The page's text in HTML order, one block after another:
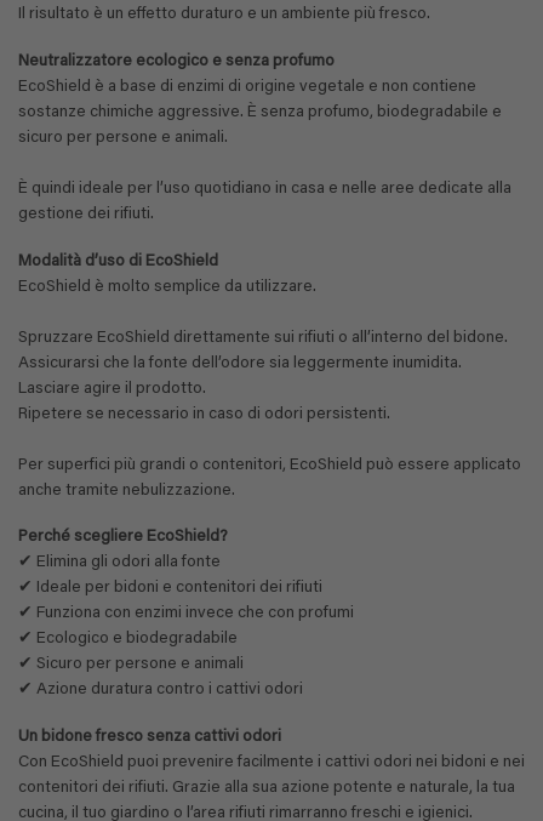
Il risultato è un effetto duraturo e un ambiente più fresco.
Neutralizzatore ecologico e senza profumo
EcoShield è a base di enzimi di origine vegetale e non contiene
sostanze chimiche aggressive. È senza profumo, biodegradabile e
sicuro per persone e animali.
È quindi ideale per l’uso quotidiano in casa e nelle aree dedicate alla
gestione dei rifiuti.
Modalità d’uso di EcoShield
EcoShield è molto semplice da utilizzare.
Spruzzare EcoShield direttamente sui rifiuti o all’interno del bidone.
Assicurarsi che la fonte dell’odore sia leggermente inumidita.
Lasciare agire il prodotto.
Ripetere se necessario in caso di odori persistenti.
Per superfici più grandi o contenitori, EcoShield può essere applicato
anche tramite nebulizzazione.
Perché scegliere EcoShield?
✔ Elimina gli odori alla fonte
✔ Ideale per bidoni e contenitori dei rifiuti
✔ Funziona con enzimi invece che con profumi
✔ Ecologico e biodegradabile
✔ Sicuro per persone e animali
✔ Azione duratura contro i cattivi odori
Un bidone fresco senza cattivi odori
Con EcoShield puoi prevenire facilmente i cattivi odori nei bidoni e nei
contenitori dei rifiuti. Grazie alla sua azione potente e naturale, la tua
cucina, il tuo giardino o l’area rifiuti rimarranno freschi e igienici.